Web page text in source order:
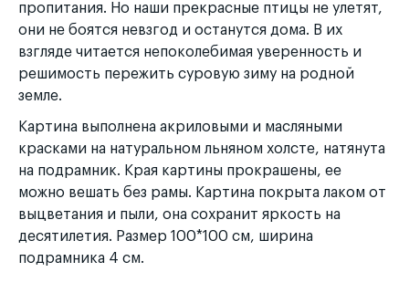
пропитания. Но наши прекрасные птицы не улетят,
они не боятся невзгод и останутся дома. В их
взгляде читается непоколебимая уверенность и
решимость пережить суровую зиму на родной
земле.
Картина выполнена акриловыми и масляными
красками на натуральном льняном холсте, натянута
на подрамник. Края картины прокрашены, ее
можно вешать без рамы. Картина покрыта лаком от
выцветания и пыли, она сохранит яркость на
десятилетия. Размер 100*100 см, ширина
подрамника 4 см.